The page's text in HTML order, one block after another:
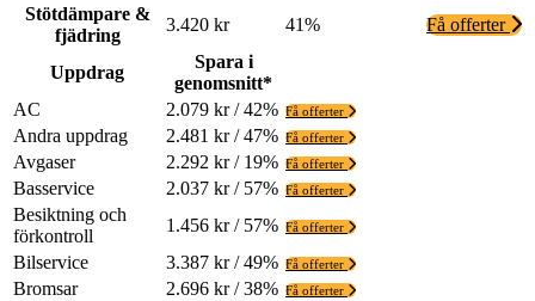
Stötdämpare &
fjädring
3.420 kr 41% Få offerter
Uppdrag
Spara i
genomsnitt*
AC
2.079 kr / 42% Få offerter
Andra uppdrag 2.481 kr / 47% Få offerter
Avgaser 2.292 kr / 19% Få offerter
Basservice 2.037 kr / 57% Få offerter
Besiktning och
förkontroll
1.456 kr / 57% Få offerter
Bilservice 3.387 kr / 49% Få offerter
Bromsar 2.696 kr / 38% Få offerter